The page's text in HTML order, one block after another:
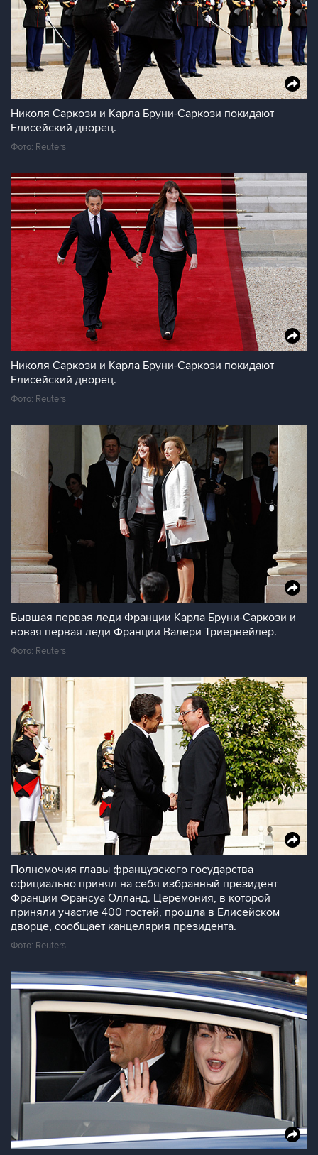
Николя Саркози и Карла Бруни-Саркози покидают
Елисейский дворец.
Фото: Reuters
Николя Саркози и Карла Бруни-Саркози покидают
Елисейский дворец.
Фото: Reuters
Бывшая первая леди Франции Карла Бруни-Саркози и
новая первая леди Франции Валери Триервейлер.
Фото: Reuters
Полномочия главы французского государства
официально принял на себя избранный президент
Франции Франсуа Олланд. Церемония, в которой
приняли участие 400 гостей, прошла в Елисейском
дворце, сообщает канцелярия президента.
Фото: Reuters